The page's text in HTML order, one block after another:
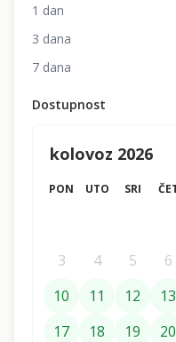
1 dan
3 dana
7 dana
Dostupnost
kolovoz 2026
PON UTO SRI
3
4 5 6
10
11 12 13
17
18 19 20